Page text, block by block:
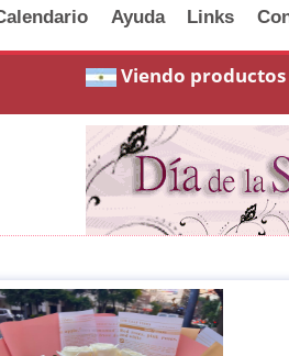
Ayuda Links
Viendo productos